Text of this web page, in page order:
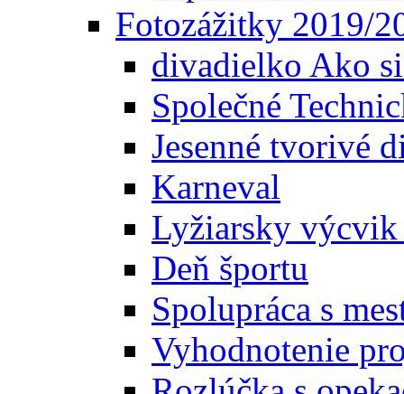
Fotozážitky 2019/
divadielko Ako
Společné
Jesenné tvorivé
Karneval
Lyžiarsky výcvik
Deň športu
Spolupráca s
Vyhodnotenie